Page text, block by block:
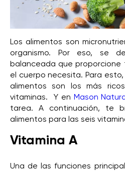
Los alimentos son
organismo. Por eso, se
balanceada que proporcione
el cuerpo necesita. Para
alimentos son los más
vitaminas. Y en Mason
tarea. A continuación, te
alimentos para las seis
Vitamina A
Una de las funciones